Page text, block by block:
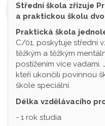
Střední škola zřizuje
a praktickou školu
Praktická škola
C/01, poskytuje střední
těžkým a těžkým
postižením více vadami.
kteří ukončili povinnou
škole speciální.
Délka vzdělávacího
- 1 rok studia